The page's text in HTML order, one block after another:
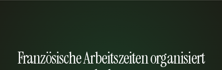
Französische Arbeitszeiten organisiert